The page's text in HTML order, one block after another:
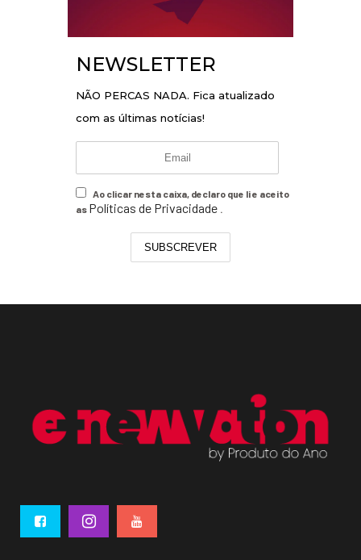
NEWSLETTER
NÃO PERCAS NADA. Fica atualizado
com as últimas notícias!
Ao clicar nesta caixa, declaro que li e aceito
as Políticas de Privacidade
SUBSCREVER